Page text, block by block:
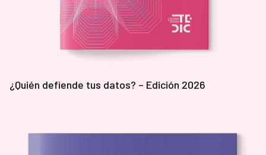
¿Quién defiende tus datos? – Edición 2026